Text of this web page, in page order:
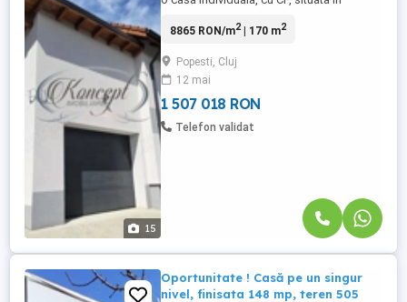
15
cu acces facil pe drum asfaltat.
generos de 1000 mp si are suprafata utila
de 170 mp. Dispusa pe doua niveluri si
gandita pentru a oferi confort, ...
8865 RON/m2| 170 m2
Popesti, Cluj
12 mai
1 507 018 RON
Telefon validat
Oportunitate ! Casă pe un singur
nivel, finisata 148 mp, teren 505